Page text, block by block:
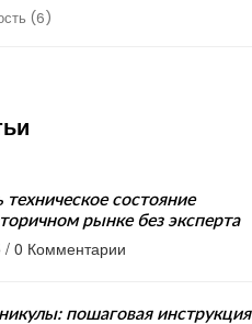
(6)
техническое состояние
рынке без эксперта
/ 0 Комментарии
пошаговая инструкция